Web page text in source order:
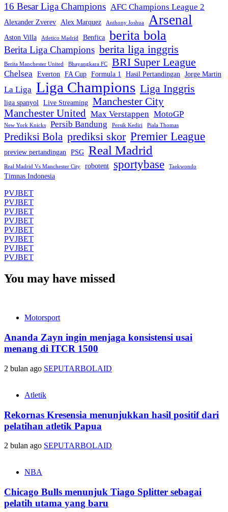
16 Besar Liga Champions AFC Champions League 2
Alexander Zverev Alex Marquez Anthony Joshua Arsenal
Aston Villa Atletico Madrid Benfica berita bola
Berita Liga Champions berita liga inggris
Berita Manchester United Bhayangkara FC BRI Super League
Chelsea Everton FA Cup Formula 1 Hasil Pertandingan Jorge Martin
La Liga Liga Champions Liga Inggris
liga spanyol Live Streaming Manchester City
Manchester United Max Verstappen MotoGP
New York Knicks Persib Bandung Persik Kediri Piala Thomas
Prediksi Bola prediksi skor Premier League
preview pertandingan PSG Real Madrid
Real Madrid Vs Manchester City robotent sportybase Taekwondo
Timnas Indonesia
PVJBET
PVJBET
PVJBET
PVJBET
PVJBET
PVJBET
PVJBET
PVJBET
You may have missed
Motorsport
Ananda Zayn ingin menjaga konsistensi usai
menang di ITCR 1500
2 bulan ago SEPUTARBOLAID
Atletik
Rekornas Kresensia menunjukkan hasil positif dari
pelatihan atletik Papua
2 bulan ago SEPUTARBOLAID
NBA
Chicago Bulls menunjuk Tiago Splitter sebagai
pelatih utama yang baru